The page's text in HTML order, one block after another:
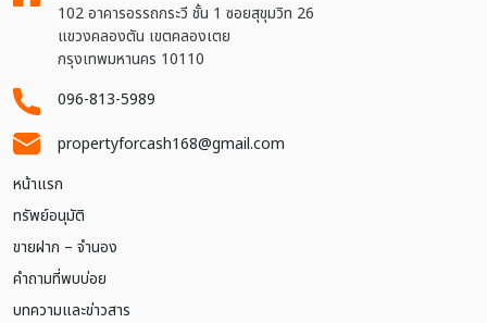
102 อาคารอรรถกระวี ชั้น 1 ซอยสุขุมวิท 26
แขวงคลองตัน เขตคลองเตย
กรุงเทพมหานคร 10110
096-813-5989
propertyforcash168@gmail.com
หน้าแรก
ทรัพย์อนุมัติ
ขายฝาก – จำนอง
คำถามที่พบบ่อย
บทความและข่าวสาร